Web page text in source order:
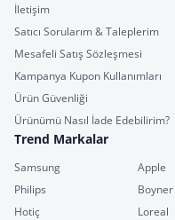
İletişim
Satıcı Sorularım & Taleplerim
Mesafeli Satış Sözleşmesi
Kampanya Kupon Kullanımları
Ürün Güvenliği
Ürünümü Nasıl İade Edebilirim?
Trend Markalar
Samsung Apple
Philips
Boyner
Hotiç
Loreal